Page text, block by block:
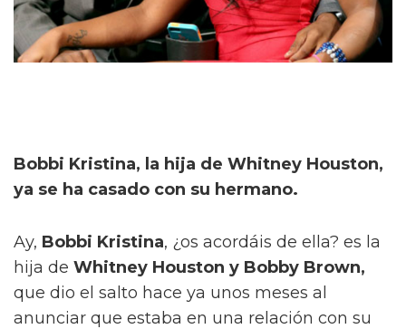
Bobbi Kristina, la hija de Whitney Houston,
ya se ha casado con su hermano.
Ay, Bobbi Kristina, ¿os acordáis de ella? es la
hija de Whitney Houston y Bobby Brown,
que dio el salto hace ya unos meses al
anunciar que estaba en una relación con su